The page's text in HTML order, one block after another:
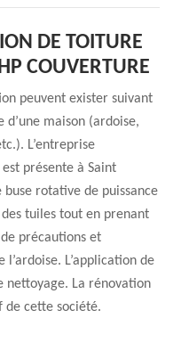
DE TOITURE
COUVERTURE
peuvent exister suivant
maison (ardoise,
L’entreprise
présente à Saint
buse rotative de puissance
tuiles tout en prenant
précautions et
L’application de
nettoyage. La rénovation
de cette société.